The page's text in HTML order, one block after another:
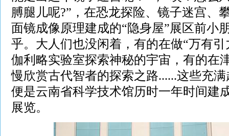
膊腿儿呢?”，在恐龙探险、镜子迷宫、
面镜成像原理建成的“隐身屋”展区前小
乎。大人们也没闲着，有的在做“万有
伽利略实验室探索神秘的宇宙，有的在
慢欣赏古代智者的探索之路......这些充
便是云南省科学技术馆历时一年时间建
展览。